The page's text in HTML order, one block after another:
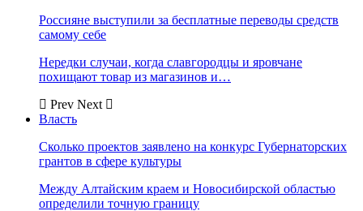
Россияне выступили за бесплатные переводы средств
самому себе
Нередки случаи, когда славгородцы и яровчане
похищают товар из магазинов и…
Prev Next
Власть
Сколько проектов заявлено на конкурс Губернаторских
грантов в сфере культуры
Между Алтайским краем и Новосибирской областью
определили точную границу